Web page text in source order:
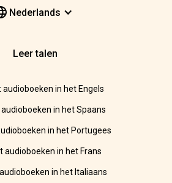
Nederlands
Leer talen
audioboeken in het Engels
in het Spaans
in het Portugees
audioboeken in het Frans
in het Italiaans